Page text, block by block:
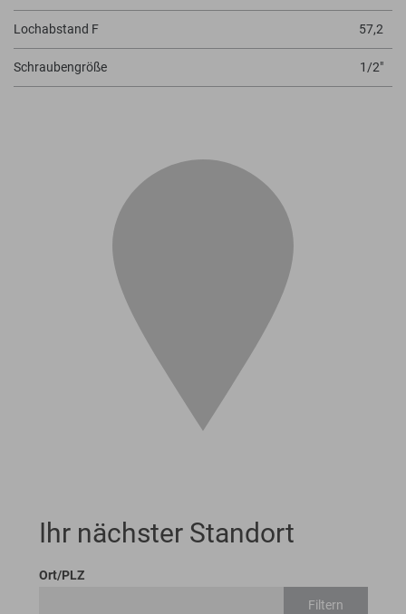
Lochabstand F 57,2
Schraubengröße 1/2"
Ihr nächster Standort
Ort/PLZ
Filtern